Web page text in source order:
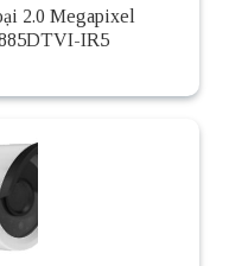
2.0 Megapixel
IR5